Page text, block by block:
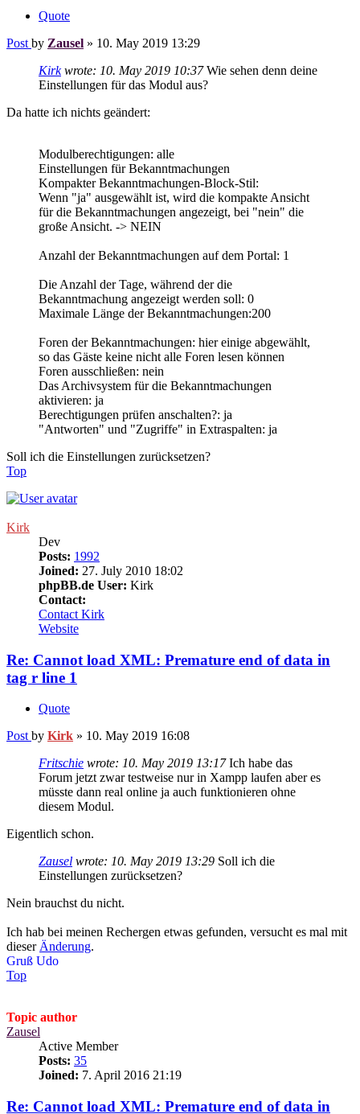
Quote
Post by Zausel » 10. May 2019 13:29
Kirkwrote: 10. May 2019 10:37Wie sehen denn deine
Einstellungen für das Modul aus?
Da hatte ich nichts geändert:
Modulberechtigungen: alle
Einstellungen für Bekanntmachungen
Kompakter Bekanntmachungen-Block-Stil:
Wenn "ja" ausgewählt ist, wird die kompakte Ansicht
für die Bekanntmachungen angezeigt, bei "nein" die
große Ansicht. -> NEIN
Anzahl der Bekanntmachungen auf dem Portal: 1
Die Anzahl der Tage, während der die
Bekanntmachung angezeigt werden soll: 0
Maximale Länge der Bekanntmachungen:200
Foren der Bekanntmachungen: hier einige abgewählt,
so das Gäste keine nicht alle Foren lesen können
Foren ausschließen: nein
Das Archivsystem für die Bekanntmachungen
aktivieren: ja
Berechtigungen prüfen anschalten?: ja
"Antworten" und "Zugriffe" in Extraspalten: ja
Soll ich die Einstellungen zurücksetzen?
Top
Kirk
Dev
Posts: 1992
Joined: 27. July 2010 18:02
phpBB.de User: Kirk
Contact:
Contact Kirk
Website
Re: Cannot load XML: Premature end of data in
tag r line 1
Quote
Post by Kirk » 10. May 2019 16:08
Fritschie wrote: 10. May 2019 13:17Ich habe das
Forum jetzt zwar testweise nur in Xampp laufen aber es
müsste dann real online ja auch funktionieren ohne
diesem Modul.
Eigentlich schon.
Zausel wrote: 10. May 2019 13:29 Soll ich die
Einstellungen zurücksetzen?
Nein brauchst du nicht.
Ich hab bei meinen Rechergen etwas gefunden, versucht es mal mit
dieser Änderung.
Gruß Udo
Top
Topic author
Zausel
Active Member
Posts: 35
Joined: 7. April 2016 21:19
Re: Cannot load XML: Premature end of data in